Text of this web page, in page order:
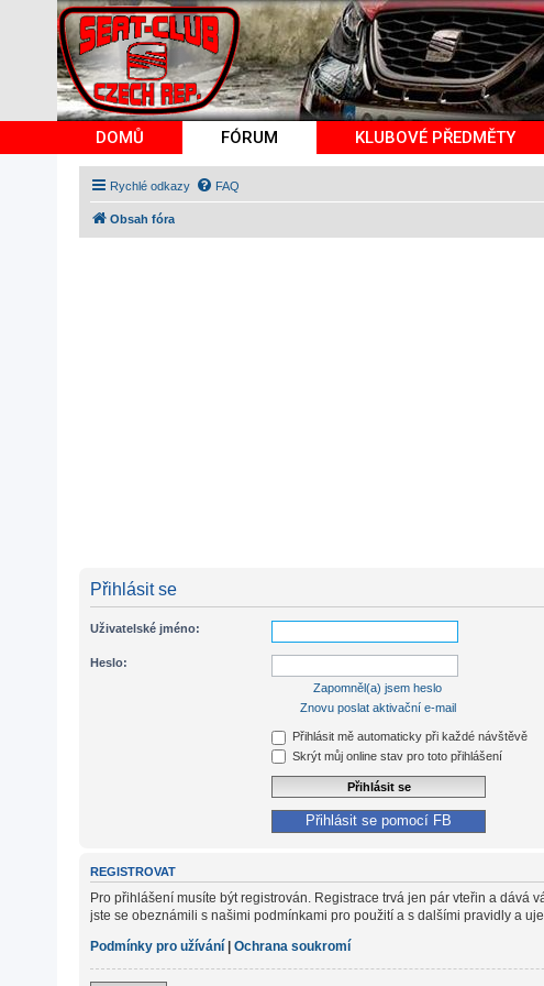
DOMŮ FÓRUM KLUBOVÉ PŘEDMĚTY
Rychlé odkazy FAQ
Obsah fóra
Přihlásit se
Uživatelské jméno:
Heslo:
Zapomněl(a) jsem heslo
Znovu poslat aktivační e-mail
Přihlásit mě automaticky při každé návštěvě
Skrýt můj online stav pro toto přihlášení
Přihlásit se pomocí FB
REGISTROVAT
Pro přihlášení musíte být registrován. Registrace trvá jen pár vteřin a dává
jste se obeznámili s našimi podmínkami pro použití a s dalšími pravidly a
Podmínky pro užívání | Ochrana soukromí